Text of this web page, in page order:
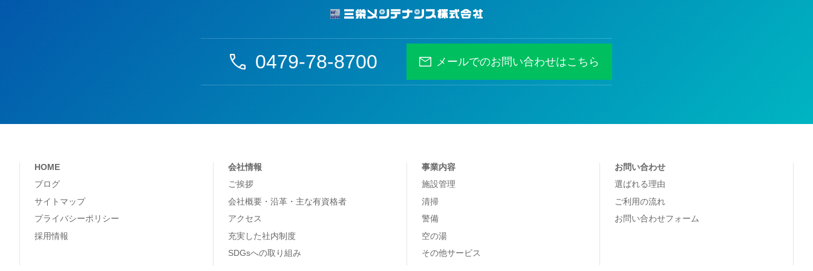
0479-78-8700 メールでのお問い合わせはこちら
HOME
ブログ
サイトマップ
プライバシーポリシー
採用情報
会社情報
ご挨拶
会社概要・沿革・主な有資格者
アクセス
充実した社内制度
SDGsへの取り組み
事業内容
施設管理
清掃
警備
空の湯
その他サービス
お問い合わせ
選ばれる理由
ご利用の流れ
お問い合わせフォーム